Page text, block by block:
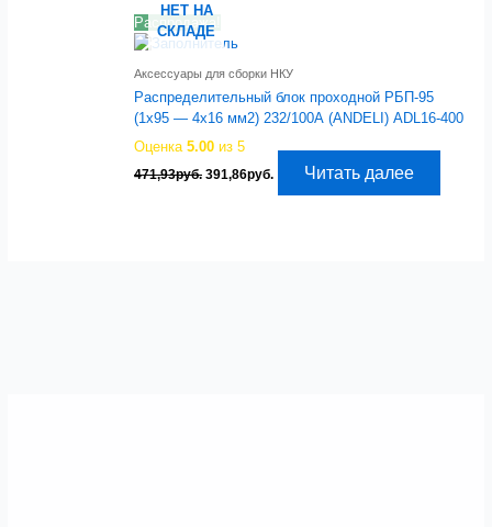
366,30руб..
Распродажа!
НЕТ НА
СКЛАДЕ
Аксессуары для сборки НКУ
Распределительный блок проходной РБП-95
(1х95 — 4х16 мм2) 232/100А (ANDELI) ADL16-400
Оценка5.00 из 5
471,93руб. Первоначальная
391,86руб. ТекущаяЧитать далее